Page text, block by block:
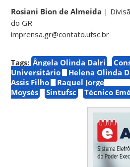
Rosiani Bion de Almeida |
do GR
imprensa.gr@contato.ufsc.br
Tags: Ângela Olinda Dalri
Universitário
Helena Olinda
Assis Filho
Raquel Jorge
Moysés
Sintufsc Técnico